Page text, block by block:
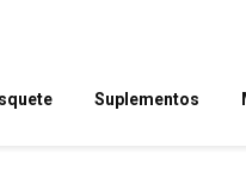
Suplementos